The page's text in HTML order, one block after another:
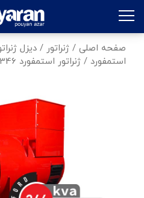
صفحه اصلی / ژنراتور / دیزل
استمفورد / ژنراتور استمفورد 346 کاوا - HCI444D